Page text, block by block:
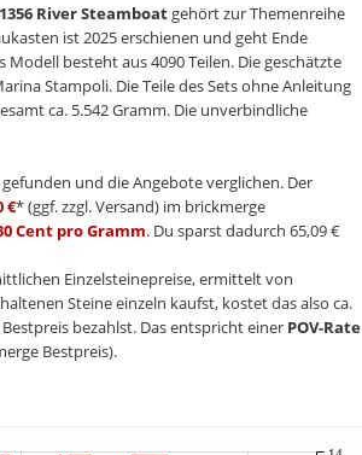
River Steamboatgehört zur Themenreihe
ist 2025 erschienen und geht Ende
Modell besteht aus 4090 Teilen. Die geschätzte
Stampoli. Die Teile des Sets ohne Anleitung
ca. 5.542 Gramm. Die unverbindliche
und die Angebote verglichen. Der
€* (ggf. zzgl. Versand) im brickmerge
Cent pro Gramm. Du sparst dadurch 65,09 €
Einzelsteinepreise, ermittelt von
Steine einzeln kaufst, kostet das also ca.
bezahlst. Das entspricht einer POV-Rate
Bestpreis).